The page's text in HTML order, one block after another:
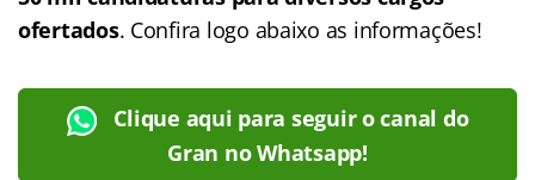
ofertados. Confira logo abaixo as informações!
Clique aqui para seguir o canal do
Gran no Whatsapp!